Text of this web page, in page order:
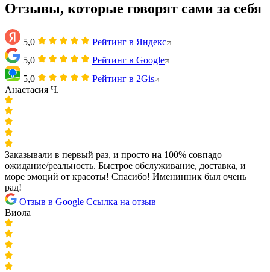
Отзывы, которые говорят сами за себя
5,0
Рейтинг в Яндекс
5,0
Рейтинг в Google
5,0
Рейтинг в 2Gis
Анастасия Ч.
Заказывали в первый раз, и просто на 100% совпадо
ожидание/реальность. Быстрое обслуживание, доставка, и
море эмоций от красоты! Спасибо! Именинник был очень
рад!
Отзыв в Google Ссылка на отзыв
Виола